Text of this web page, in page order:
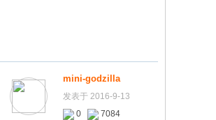
mini-godzilla
发表于 2016-9-13
0
7084